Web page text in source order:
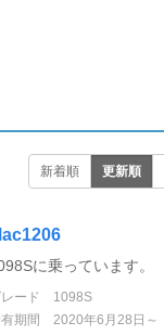
新着順 更新順
に乗っています。
ード
1098S
期間
2020年6月28日～